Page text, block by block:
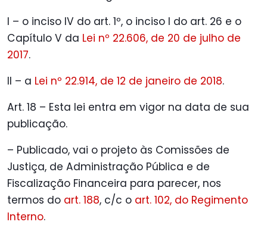
I – o inciso IV do art. 1º, o inciso I do art. 26 e o
Capítulo V da Lei nº 22.606, de 20 de julho de
2017.
II – a Lei nº 22.914, de 12 de janeiro de 2018.
Art. 18 – Esta lei entra em vigor na data de sua
publicação.
– Publicado, vai o projeto às Comissões de
Justiça, de Administração Pública e de
Fiscalização Financeira para parecer, nos
termos do art. 188, c/c o art. 102, do Regimento
Interno.